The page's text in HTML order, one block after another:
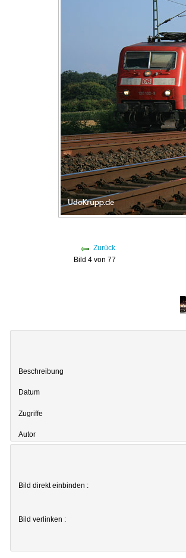
Zurück
Bild 4 von 77
Beschreibung
Datum
Zugriffe
Autor
Bild direkt einbinden :
Bild verlinken :